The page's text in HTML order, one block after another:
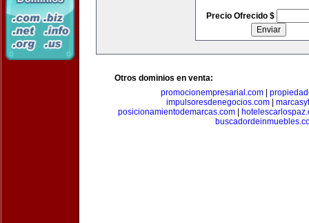
Precio Ofrecido $
Otros dominios en venta:
promocionempresarial.com|
impulsoresdenegocios.com|
posicionamientodemarcas.com|